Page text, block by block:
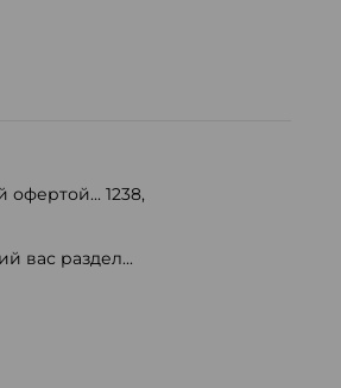
офертой... 1238,
вас раздел...